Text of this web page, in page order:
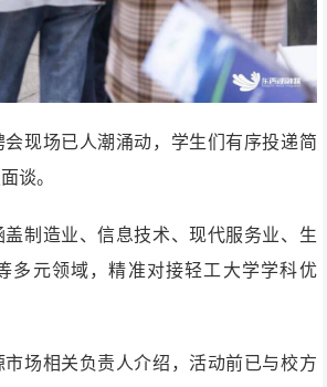
现场已人潮涌动，学生们有序投递简
谈。
盖制造业、信息技术、现代服务业、生
多元领域，精准对接轻工大学学科优
市场相关负责人介绍，活动前已与校方